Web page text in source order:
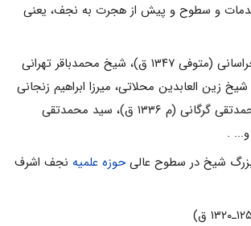
و سطوح و پیش از هجرت به نجف، یعنی
شیخ محمدحسین خراسانی (متوفی ۱۳۴۷ ق)، شیخ محمدباقر تهرانی
زین العابدین محلاتی، میرزا ابراهیم زنجانی
(م ۱۳۵۱ ق)، میرزا محمدتقی گرگانی (م ۱۳۳۶ ق)، سید محمدتقی
بزرگ شیخ در سطوح عالیحوزه علمیه نجف اشرف